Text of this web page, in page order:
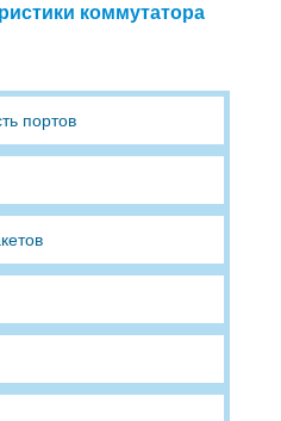
коммутатора
портов